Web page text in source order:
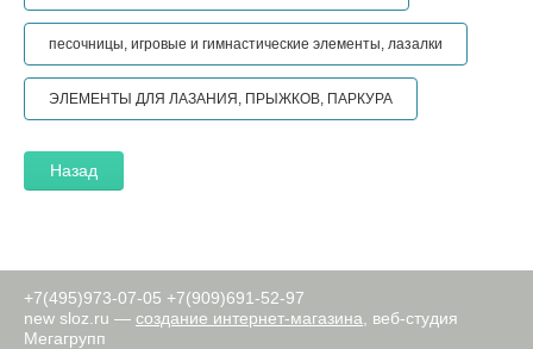
песочницы, игровые и гимнастические элементы, лазалки
ЭЛЕМЕНТЫ ДЛЯ ЛАЗАНИЯ, ПРЫЖКОВ, ПАРКУРА
Назад
+7(495)973-07-05 +7(909)691-52-97
new sloz.ru — создание интернет-магазина , веб-студия
Мегагрупп